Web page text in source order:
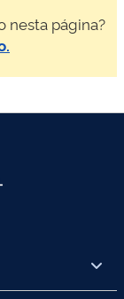
nesta página?